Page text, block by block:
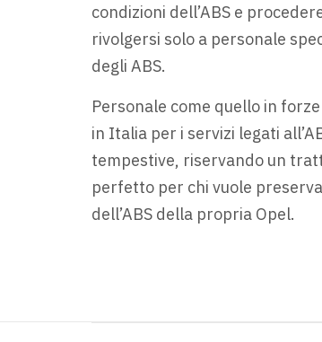
condizioni dell’ABS e
rivolgersi solo a personale
degli ABS.
Personale come quello in
in Italia per i servizi legati
tempestive, riservando un
perfetto per chi vuole
dell’ABS della propria Opel.